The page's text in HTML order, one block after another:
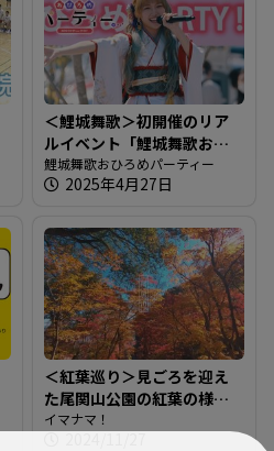
＜鯉城舞歌＞初開催のリア
ルイベント「鯉城舞歌おひ
ろめパーティー」＠楽曲や
レモンチダンスの披露も！
鯉城舞歌おひろめパーティー
2025年4月27日
＜紅葉巡り＞見ごろを迎え
た尾関山公園の紅葉の様子
＠広島県三次市
イマナマ！
2024/11/27